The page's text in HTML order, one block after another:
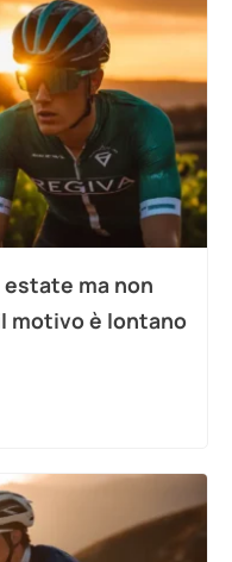
ma non
motivo è lontano